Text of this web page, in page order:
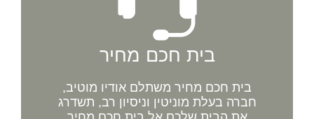
בית חכם מחיר
בית חכם מחיר משתלם אודיו מוטיב,
חברה בעלת מוניטין וניסיון רב, תשדרג